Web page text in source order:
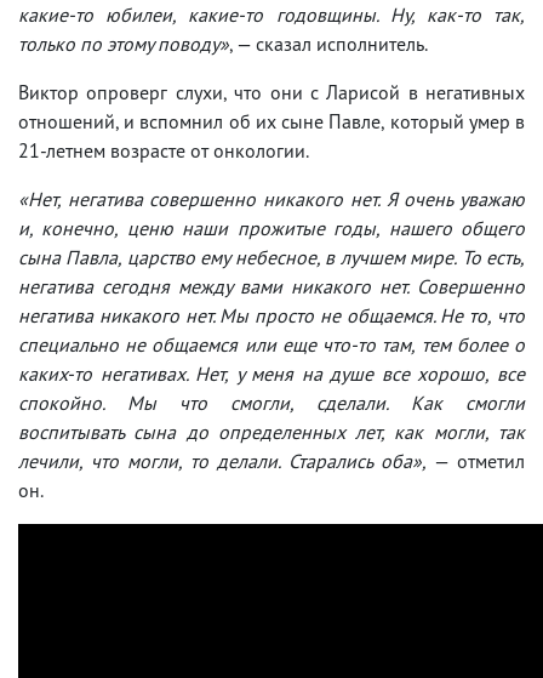
какие-то юбилеи, какие-то годовщины. Ну, как-то так,
только по этому поводу», — сказал исполнитель.
Виктор опроверг слухи, что они с Ларисой в негативных
отношений, и вспомнил об их сыне Павле, который умер в
21-летнем возрасте от онкологии.
«Нет, негатива совершенно никакого нет. Я очень уважаю
и, конечно, ценю наши прожитые годы, нашего общего
сына Павла, царство ему небесное, в лучшем мире. То есть,
негатива сегодня между вами никакого нет. Совершенно
негатива никакого нет. Мы просто не общаемся. Не то, что
специально не общаемся или еще что-то там, тем более о
каких-то негативах. Нет, у меня на душе все хорошо, все
спокойно. Мы что смогли, сделали. Как смогли
воспитывать сына до определенных лет, как могли, так
лечили, что могли, то делали. Старались оба», — отметил
он.